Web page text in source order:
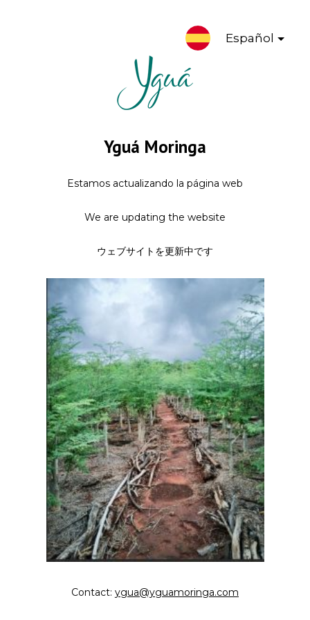
Español
Yguá Moringa
Estamos actualizando la página web
We are updating the website
ウェブサイトを更新中です
Contact: ygua@yguamoringa.com